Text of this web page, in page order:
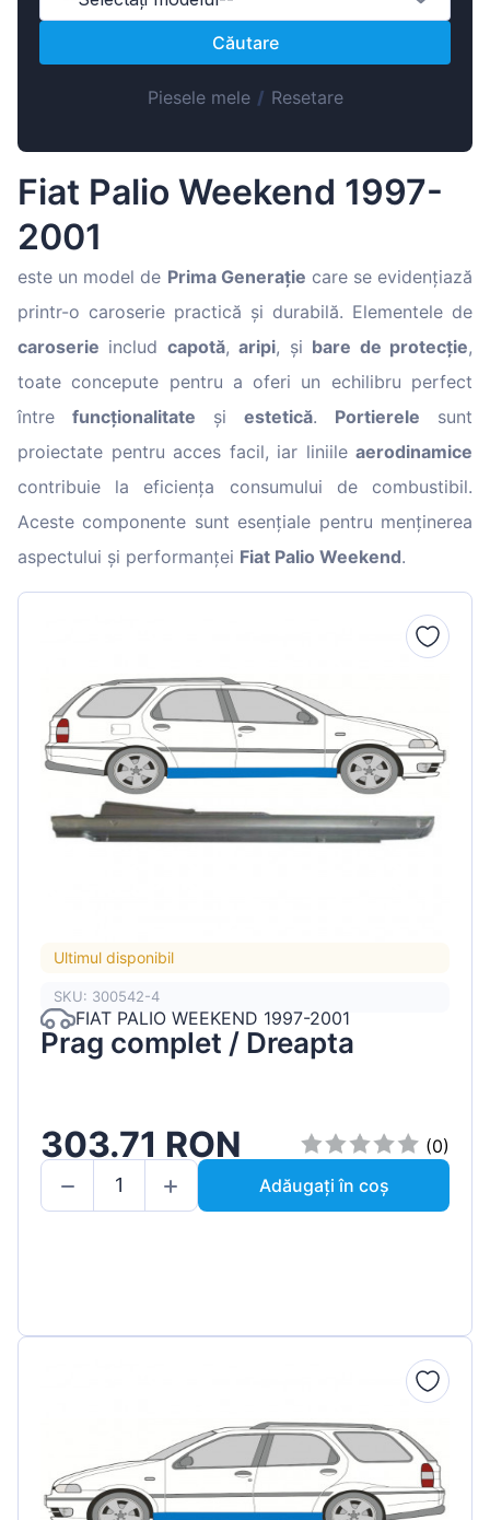
Lietuvių
Slovenian
Latvian
Căutare
Piesele mele/ Resetare
Fiat Palio Weekend 1997-
2001
este un model de Prima Generație care se evidențiază
printr-o caroserie practică și durabilă. Elementele de
caroserie includ capotă,aripi, și bare de protecție,
toate concepute pentru a oferi un echilibru perfect
între funcționalitate și estetică. Portierele sunt
proiectate pentru acces facil, iar liniile aerodinamice
contribuie la eficiența consumului de combustibil.
Aceste componente sunt esențiale pentru menținerea
aspectului și performanței Fiat Palio Weekend.
Ultimul disponibil
SKU: 300542-4
FIAT PALIO WEEKEND 1997-2001
Prag complet / Dreapta
303.71 RON
(0)
Adăugați în coș